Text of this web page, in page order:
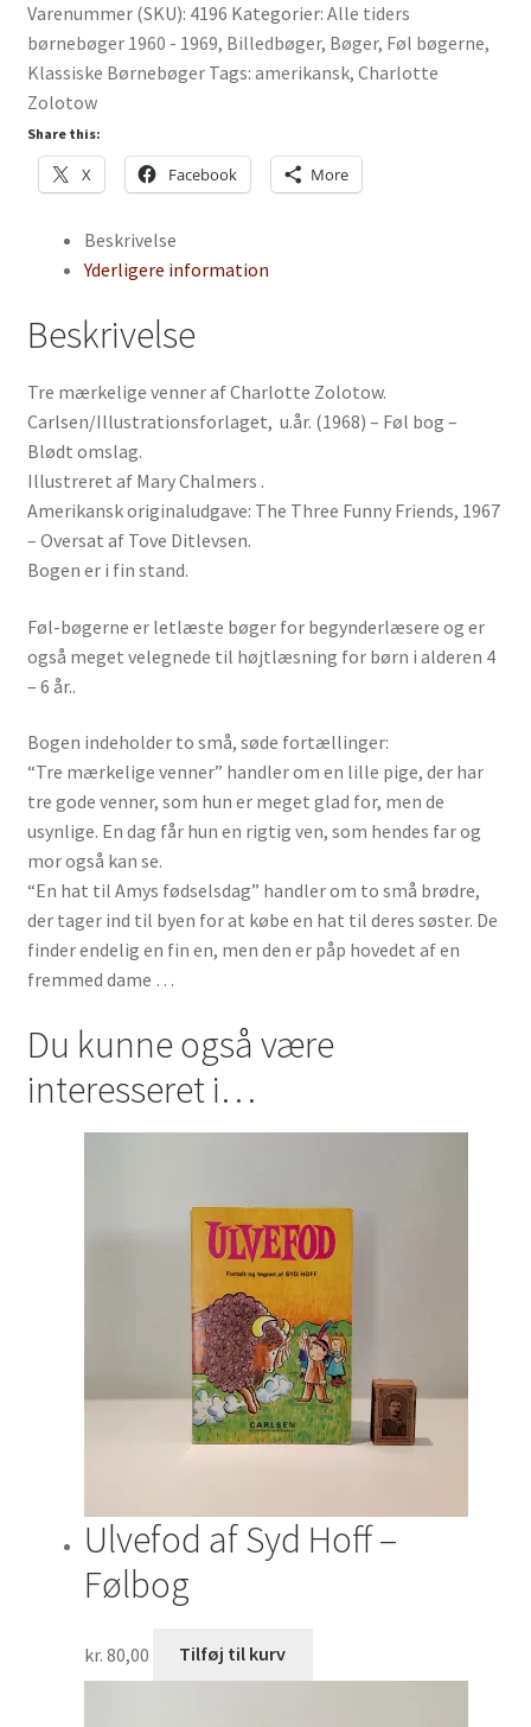
af
Charlotte
Zolotow
antal
Varenummer (SKU): 4196 Kategorier: Alle tiders
børnebøger 1960 - 1969, Billedbøger, Bøger, Føl bøgerne,
Klassiske Børnebøger Tags: amerikansk, Charlotte
Zolotow
Share this:
X Facebook More
Beskrivelse
Yderligere information
Beskrivelse
Tre mærkelige venner af Charlotte Zolotow.
Carlsen/Illustrationsforlaget, u.år. (1968) – Føl bog –
Blødt omslag.
Illustreret af Mary Chalmers .
Amerikansk originaludgave: The Three Funny Friends, 1967
– Oversat af Tove Ditlevsen.
Bogen er i fin stand.
Føl-bøgerne er letlæste bøger for begynderlæsere og er
også meget velegnede til højtlæsning for børn i alderen 4
– 6 år..
Bogen indeholder to små, søde fortællinger:
“Tre mærkelige venner” handler om en lille pige, der har
tre gode venner, som hun er meget glad for, men de
usynlige. En dag får hun en rigtig ven, som hendes far og
mor også kan se.
“En hat til Amys fødselsdag” handler om to små brødre,
der tager ind til byen for at købe en hat til deres søster. De
finder endelig en fin en, men den er påp hovedet af en
fremmed dame …
Du kunne også være
interesseret i…
Ulvefod af Syd Hoff –
Følbog
kr. 80,00 Tilføj til kurv